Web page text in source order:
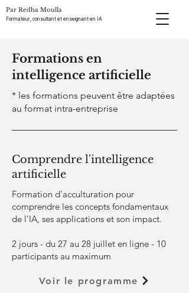
Par Redha Moulla
Formateur, consultant et enseignant en IA
Formations en
intelligence artificielle
* les formations peuvent être adaptées
au format intra-entreprise
Comprendre l'intelligence
artificielle
Formation d'acculturation pour
comprendre les concepts fondamentaux
de l'IA, ses applications et son impact.
2 jours - du 27 au 28 juillet en ligne - 10
participants au maximum
Voir le programme